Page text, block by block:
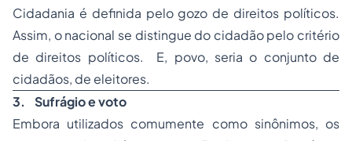
Cidadania é definida pelo gozo de direitos políticos.
Assim, o nacional se distingue do cidadão pelo critério
de direitos políticos. E, povo, seria o conjunto de
cidadãos, de eleitores.
3. Sufrágio e voto
Embora utilizados comumente como sinônimos, os